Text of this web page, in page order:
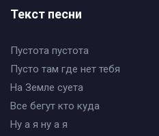
Текст песни
Пустота пустота
Пусто там где нет тебя
На Земле суета
Все бегут кто куда
Ну а я ну а я